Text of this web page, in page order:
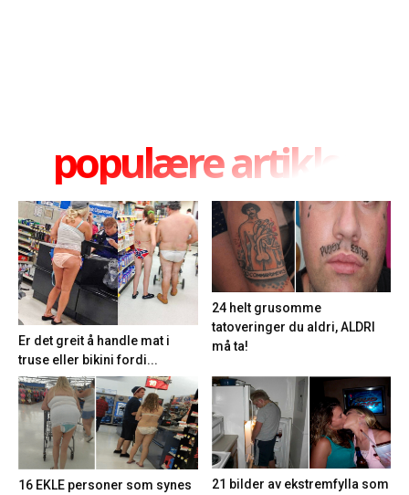
populære artikler
Er det greit å handle mat i
truse eller bikini fordi...
24 helt grusomme
tatoveringer du aldri, ALDRI
må ta!
16 EKLE personer som synes
21 bilder av ekstremfylla som